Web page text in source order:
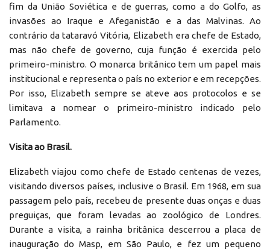
fim da União Soviética e de guerras, como a do Golfo, as
invasões ao Iraque e Afeganistão e a das Malvinas. Ao
contrário da tataravó Vitória, Elizabeth era chefe de Estado,
mas não chefe de governo, cuja função é exercida pelo
primeiro-ministro. O monarca britânico tem um papel mais
institucional e representa o país no exterior e em recepções.
Por isso, Elizabeth sempre se ateve aos protocolos e se
limitava a nomear o primeiro-ministro indicado pelo
Parlamento.
Visita ao Brasil.
Elizabeth viajou como chefe de Estado centenas de vezes,
visitando diversos países, inclusive o Brasil. Em 1968, em sua
passagem pelo país, recebeu de presente duas onças e duas
preguiças, que foram levadas ao zoológico de Londres.
Durante a visita, a rainha britânica descerrou a placa de
inauguração do Masp, em São Paulo, e fez um pequeno